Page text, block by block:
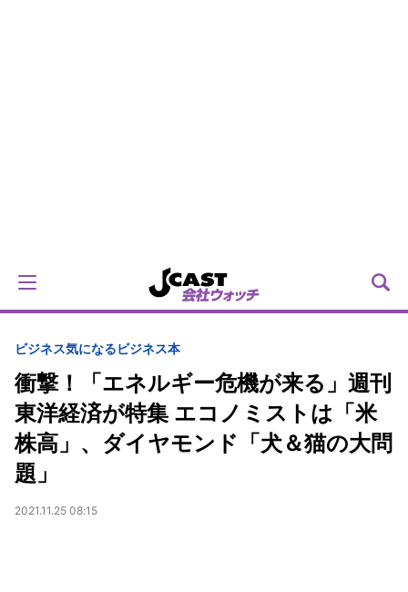
ビジネス気になるビジネス本
衝撃！「エネルギー危機が来る」週刊
東洋経済が特集 エコノミストは「米
株高」、ダイヤモンド「犬＆猫の大問
題」
2021.11.25 08:15